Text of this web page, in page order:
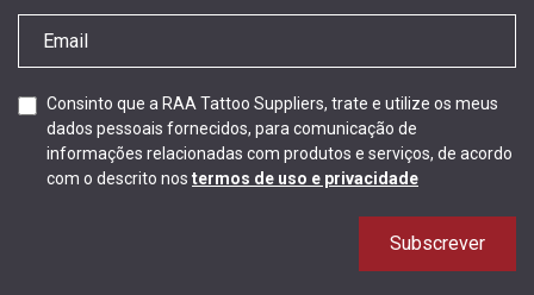
Consinto que a RAA Tattoo Suppliers, trate e utilize os meus
dados pessoais fornecidos, para comunicação de
informações relacionadas com produtos e serviços, de acordo
com o descrito nos termos de uso e privacidade
Subscrever